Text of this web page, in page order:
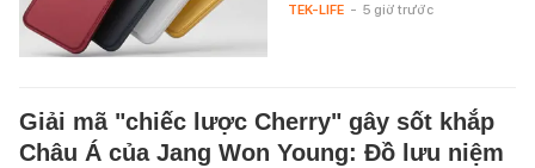
TEK-LIFE - 5 giờ trước
Giải mã "chiếc lược Cherry" gây sốt khắp
Châu Á của Jang Won Young: Đồ lưu niệm